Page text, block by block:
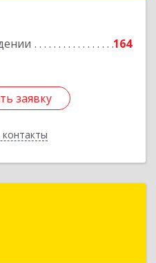
164
заявку
заявку
край, Горячий Ключ г,